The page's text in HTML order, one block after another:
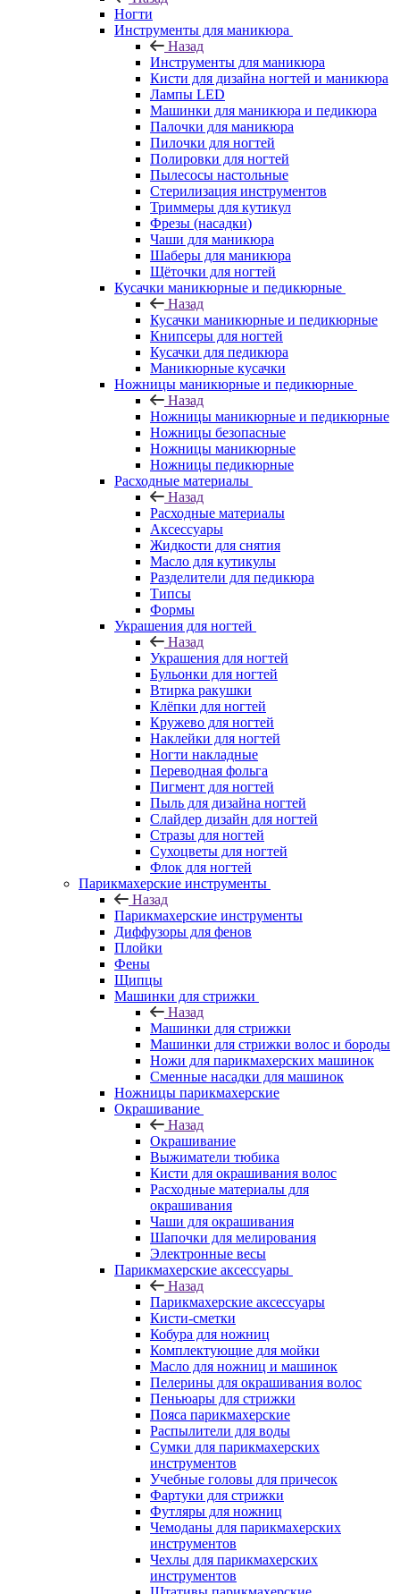
Ногти
Инструменты для маникюра
Назад
Инструменты для маникюра
Кисти для дизайна ногтей и маникюра
Лампы LED
Машинки для маникюра и педикюра
Палочки для маникюра
Пилочки для ногтей
Полировки для ногтей
Пылесосы настольные
Стерилизация инструментов
Триммеры для кутикул
Фрезы (насадки)
Чаши для маникюра
Шаберы для маникюра
Щёточки для ногтей
Кусачки маникюрные и педикюрные
Назад
Кусачки маникюрные и педикюрные
Книпсеры для ногтей
Кусачки для педикюра
Маникюрные кусачки
Ножницы маникюрные и педикюрные
Назад
Ножницы маникюрные и педикюрные
Ножницы безопасные
Ножницы маникюрные
Ножницы педикюрные
Расходные материалы
Назад
Расходные материалы
Аксессуары
Жидкости для снятия
Масло для кутикулы
Разделители для педикюра
Типсы
Формы
Украшения для ногтей
Назад
Украшения для ногтей
Бульонки для ногтей
Втирка ракушки
Клёпки для ногтей
Кружево для ногтей
Наклейки для ногтей
Ногти накладные
Переводная фольга
Пигмент для ногтей
Пыль для дизайна ногтей
Слайдер дизайн для ногтей
Стразы для ногтей
Сухоцветы для ногтей
Флок для ногтей
Парикмахерские инструменты
Назад
Парикмахерские инструменты
Диффузоры для фенов
Плойки
Фены
Щипцы
Машинки для стрижки
Назад
Машинки для стрижки
Машинки для стрижки волос и бороды
Ножи для парикмахерских машинок
Сменные насадки для машинок
Ножницы парикмахерские
Окрашивание
Назад
Окрашивание
Выжиматели тюбика
Кисти для окрашивания волос
Расходные материалы для
окрашивания
Чаши для окрашивания
Шапочки для мелирования
Электронные весы
Парикмахерские аксессуары
Назад
Парикмахерские аксессуары
Кисти-сметки
Кобура для ножниц
Комплектующие для мойки
Масло для ножниц и машинок
Пелерины для окрашивания волос
Пеньюары для стрижки
Пояса парикмахерские
Распылители для воды
Сумки для парикмахерских
инструментов
Учебные головы для причесок
Фартуки для стрижки
Футляры для ножниц
Чемоданы для парикмахерских
инструментов
Чехлы для парикмахерских
инструментов